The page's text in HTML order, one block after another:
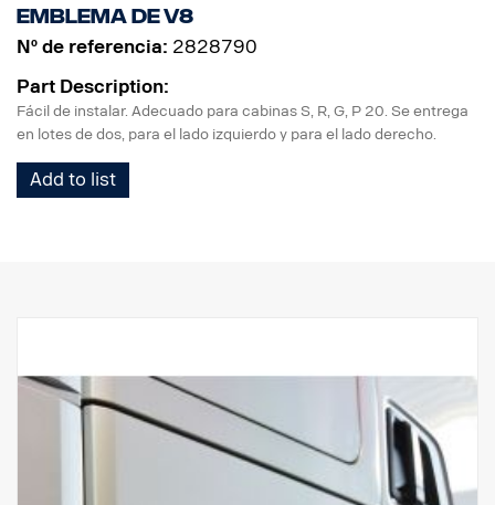
Emblema de V8
Nº de referencia: 2828790
Part Description:
Fácil de instalar. Adecuado para cabinas S, R, G, P 20. Se entrega
en lotes de dos, para el lado izquierdo y para el lado derecho.
Add to list